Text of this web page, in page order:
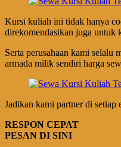
Kursi kuliah ini tidak hanya
direkomendasikan juga untuk
Serta perusahaan kami selalu
armada milik sendiri harga
Jadikan kami partner di setiap
RESPON CEPAT
PESAN DI SINI